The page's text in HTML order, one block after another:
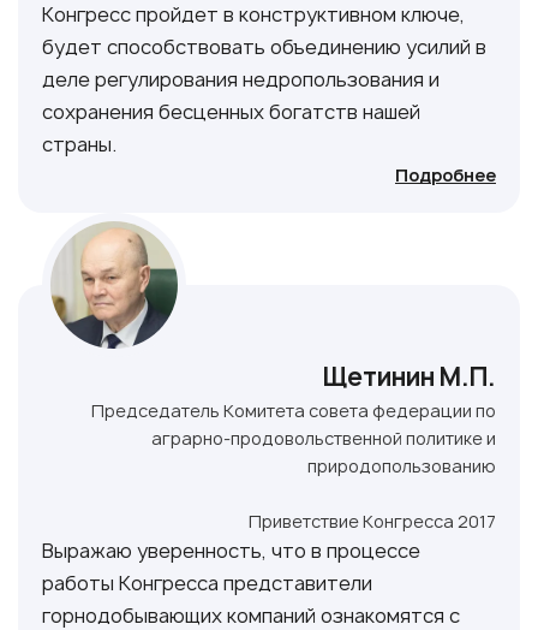
Конгресс пройдет в конструктивном ключе,
будет способствовать объединению усилий в
деле регулирования недропользования и
сохранения бесценных богатств нашей
страны.
Подробнее
Щетинин М.П.
Председатель Комитета совета федерации по
аграрно-продовольственной политике и
природопользованию
Приветствие Конгресса 2017
Выражаю уверенность, что в процессе
работы Конгресса представители
горнодобывающих компаний ознакомятся с